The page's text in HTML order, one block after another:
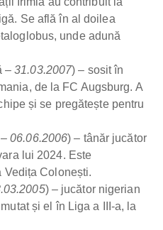
Se află în al doilea
unde adună
–31.03.2007) – sosit în
de la FC Augsburg. A
și se pregătește pentru
–06.06.2006) – tânăr jucător
lui 2024. Este
Vedița Colonești.
) – jucător nigerian
și el în Liga a III-a, la